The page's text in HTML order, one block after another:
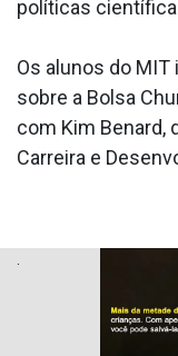
políticas
Os alunos do
sobre a Bolsa
com Kim Benard,
Carreira e
.